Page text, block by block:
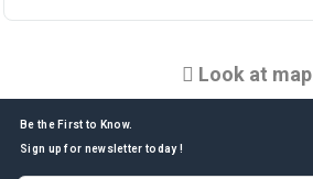
Look at map
Be the First to Know.
Sign up for newsletter today !